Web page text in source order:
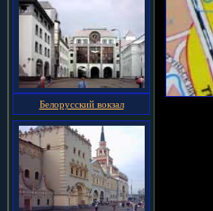
Белорусский вокзал